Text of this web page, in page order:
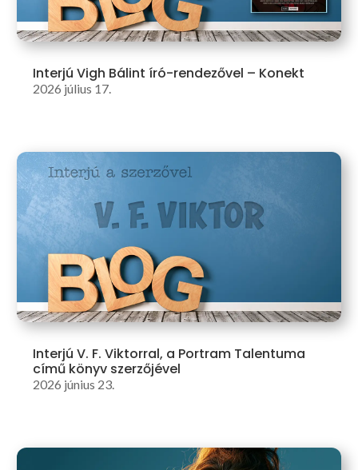
Interjú Vigh Bálint író-rendezővel – Konekt
2026 július 17.
Interjú V. F. Viktorral, a Portram Talentuma
című könyv szerzőjével
2026 június 23.